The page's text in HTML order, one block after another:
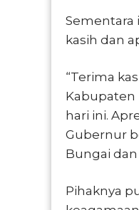
Sementara
kasih dan
“Terima
Kabupaten
hari ini.
Gubernur
Bungai
Pihaknya